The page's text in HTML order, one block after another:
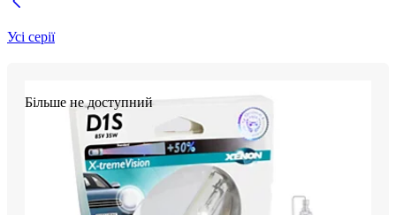
Усі серії
Більше не доступний